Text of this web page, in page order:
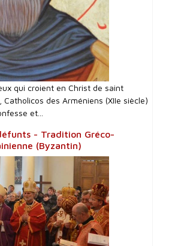
qui croient en Christ de saint
Catholicos des Arméniens (XIIe siècle)
et...
- Tradition Gréco-
(Byzantin)